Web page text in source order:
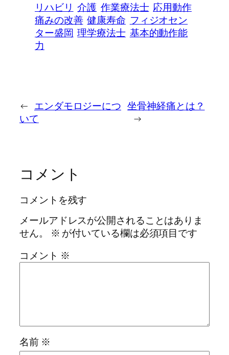
リハビリ 介護 作業療法士 応用動作
痛みの改善 健康寿命 フィジオセン
ター盛岡 理学療法士 基本的動作能
力
← エンダモロジーにつ
いて
坐骨神経痛とは？
→
コメント
コメントを残す
メールアドレスが公開されることはありま
せん。
※ が付いている欄は必須項目です
コメント ※
名前 ※